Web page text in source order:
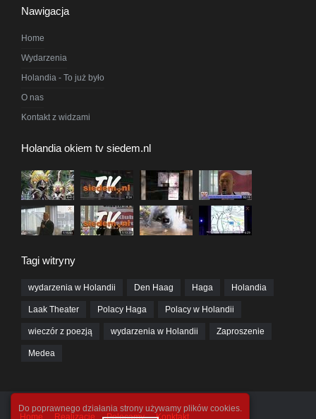
Nawigacja
Home
Wydarzenia
Holandia - To już było
O nas
Kontakt z widzami
Holandia okiem tv siedem.nl
Tagi witryny
wydarzenia w Holandii Den Haag Haga Holandia
Laak Theater Polacy Haga Polacy w Holandii
wieczór z poezją wydarzenia w Holandii Zaproszenie
Medea
Home Realizacje Polecamy Konktakt
Do poprawnego działania strony używamy plików cookies.